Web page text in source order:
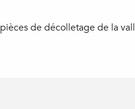
de décolletage de la